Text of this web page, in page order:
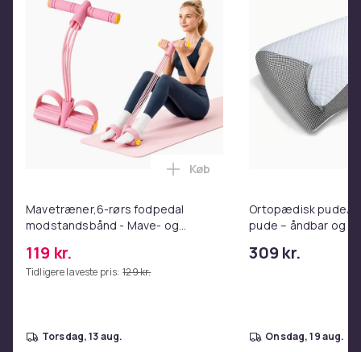
Materiale: Stål
Produktstørrelse: 41,6 × 34,3 × 18,9 cm
Pedalstørrelse: 33 × 13 cm
Maks. belastning: 140 kg
Nettovægt: 6 kg
Farve: Sort
Produktsikkerhedsinformation
Mavetræner,6-rørs fodpedal
modstandsbånd - Mave- og
hjemmetræningscenter Pink
119 kr.
Tidligere laveste pris: 129 kr.
Læg Mavetræner,6-rørs
Køb
torsdag, 13 aug.
Ortopædisk pude/
pude – åndbar og
309 kr.
onsdag, 19 aug.